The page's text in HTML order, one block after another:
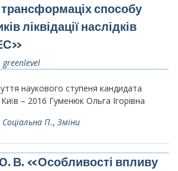
способу
ліквідації наслідків
greenlevel
наукового ступеня кандидата
– 2016 Гуменюк Ольга Ігорівна
П., Зміни
В. «Особливості впливу